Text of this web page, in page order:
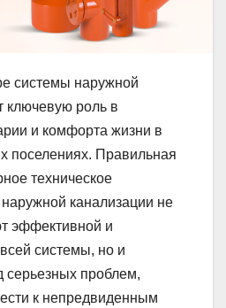
системы наружной
ключевую роль в
и комфорта жизни в
поселениях. Правильная
техническое
канализации не
эффективной и
системы, но и
проблем,
к непредвиденным